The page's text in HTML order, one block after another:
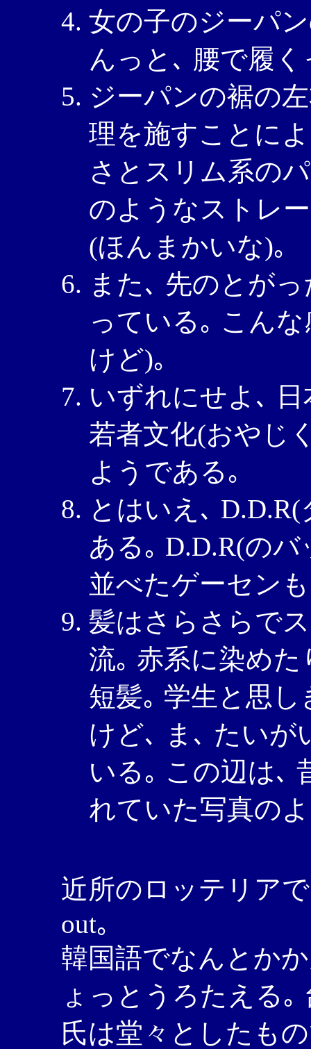
女の子のジーパ
んっと､ 腰で履く
ジーパンの裾の
理を施すことに
さとスリム系の
のようなストレ
(ほんまかいな)｡
また､ 先のとが
っている｡ こん
けど)｡
いずれにせよ､
若者文化(おやじ
ようである｡
とはいえ､
ある｡ D.D.R(の
並べたゲーセン
髪はさらさらで
流｡ 赤系に染め
短髪｡ 学生と思
けど､ ま､ たいが
いる｡ この辺は､
れていた写真の
近所のロッテリア
out｡
韓国語でなんとか
ょっとうろたえる｡
氏は堂々としたも